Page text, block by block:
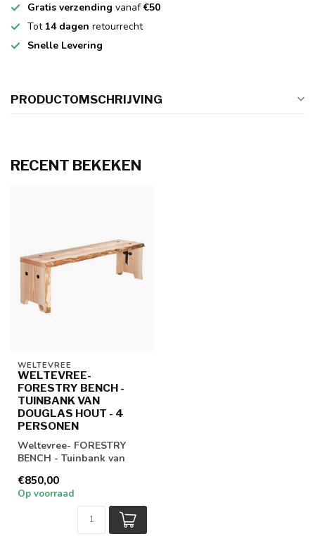
Gratis verzending vanaf€50
Tot 14 dagen retourrecht
Snelle Levering
PRODUCTOMSCHRIJVING
RECENT BEKEKEN
WELTEVREE
WELTEVREE-
FORESTRY BENCH -
TUINBANK VAN
DOUGLAS HOUT - 4
PERSONEN
Weltevree- FORESTRY
BENCH - Tuinbank van
€850,00
Op voorraad